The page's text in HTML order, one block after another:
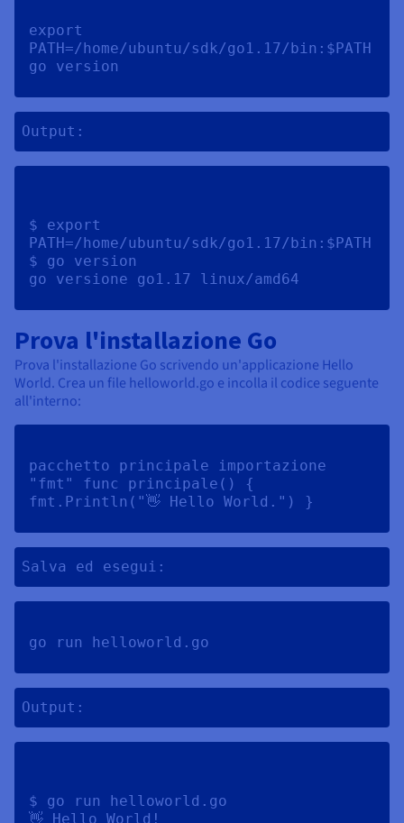
export
PATH=/home/ubuntu/sdk/go1.17/bin:$PATH
go version
Output:
$ export
PATH=/home/ubuntu/sdk/go1.17/bin:$PATH
$ go version
Prova l'installazione Go
Prova l'installazione Go scrivendo un'applicazione Hello
World. Crea un file helloworld.go e incolla il codice seguente
all'interno:
pacchetto principale importazione
"fmt" func principale() {
fmt.Println("👋 Hello World.") }
Salva ed esegui:
go run helloworld.go
Output:
$ go run helloworld.go